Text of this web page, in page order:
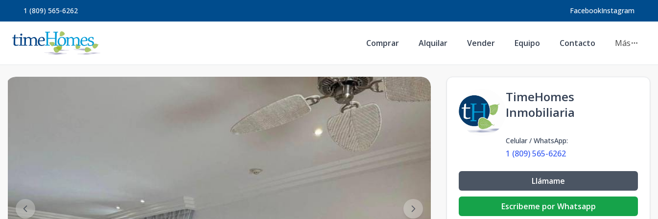
1 (809) 565-6262 FacebookInstagram
Comprar Alquilar Vender Equipo Contacto Más
TimeHomes
Inmobiliaria
Celular / WhatsApp:
1 (809) 565-6262
Llámame
Escribeme por Whatsapp